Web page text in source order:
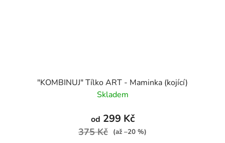
"KOMBINUJ" Tílko ART - Maminka (kojící)
Skladem
od 299 Kč
375 Kč (až –20 %)